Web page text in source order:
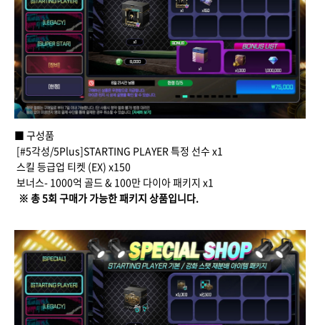
■ 구성품
[#5각성/5Plus]STARTING PLAYER 특정 선수 x1
스킬 등급업 티켓 (EX) x150
보너스- 1000억 골드 & 100만 다이아 패키지 x1
※ 총 5회 구매가 가능한 패키지 상품입니다.